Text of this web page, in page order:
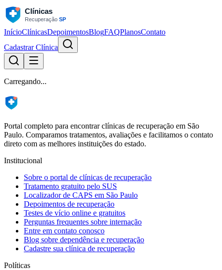
InícioClínicasDepoimentosBlogFAQPlanosContato
Cadastrar Clínica
Carregando...
Portal completo para encontrar clínicas de recuperação em São
Paulo. Comparamos tratamentos, avaliações e facilitamos o contato
direto com as melhores instituições do estado.
Institucional
Sobre o portal de clínicas de recuperação
Tratamento gratuito pelo SUS
Localizador de CAPS em São Paulo
Depoimentos de recuperação
Testes de vício online e gratuitos
Perguntas frequentes sobre internação
Entre em contato conosco
Blog sobre dependência e recuperação
Cadastre sua clínica de recuperação
Políticas